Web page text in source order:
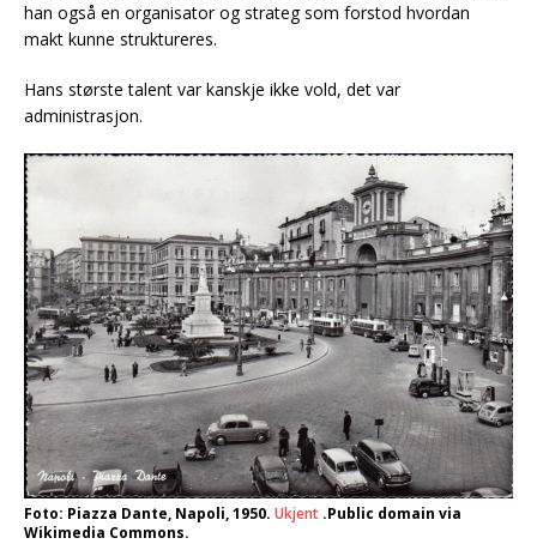
han også en organisator og strateg som forstod hvordan
makt kunne struktureres.
Hans største talent var kanskje ikke vold, det var
administrasjon.
Foto: Piazza Dante, Napoli, 1950. Ukjent .Public domain via
Wikimedia Commons.